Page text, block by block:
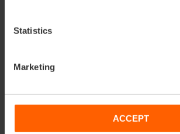
Statistics
Marketing
ACCEPT